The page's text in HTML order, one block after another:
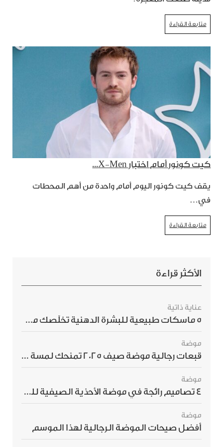
متابعة القراءة
كيت كونور أمام اختبار X-Men...
يقف كيت كونور اليوم أمام واحدة من أهم المحطات
في…
متابعة القراءة
الأكثر قراءة
عناية ذاتية
5 ماسكات طبيعية للبشرة الدهنية تخلّصك من الحبوب بسرعة
موضة
قبعات رجالية موضة صيف 2025 تمنحك لمسة أناقة استثنائية
موضة
4 تصاميم رائجة في موضة الأحذية الصيفية للرجال هذا الموسم
موضة
أفضل صيحات الموضة الرجالية لهذا الموسم